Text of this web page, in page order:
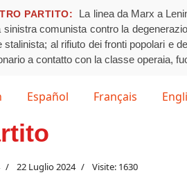
PARTITO:
La linea da Marx a
sinistra comunista contro la
stalinista; al rifiuto dei fronti popolari e
a contatto con la classe operaia,
Español Français
22 Luglio 2024 Visite: 1630